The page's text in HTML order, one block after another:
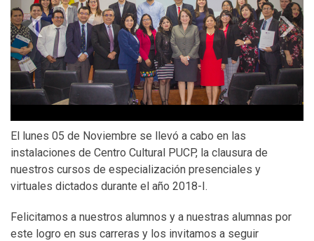
Previous
El lunes 05 de Noviembre se llevó a cabo en las
instalaciones de Centro Cultural PUCP, la clausura de
nuestros cursos de especialización presenciales y
virtuales dictados durante el año 2018-I.
Felicitamos a nuestros alumnos y a nuestras alumnas por
este logro en sus carreras y los invitamos a seguir